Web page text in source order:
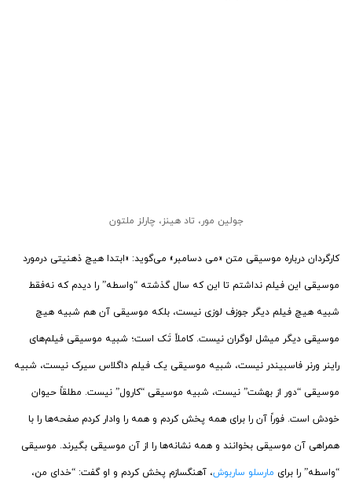
جولین مور،تاد هینز،چارلز ملتون
کارگردان درباره موسیقی متن «می دسامبر» می‌گوید: «ابتدا هیچ ذهنیتی درمورد
موسیقی این فیلم نداشتم تا این که سال گذشته “واسطه” را دیدم که نه‌فقط
شبیه هیچ فیلم دیگر جوزف لوزی نیست، بلکه موسیقی آن هم شبیه هیچ
موسیقی دیگر میشل لوگران نیست. کاملاً تَک است؛ شبیه موسیقی فیلم‌های
راینر ورنر فاسبیندر نیست، شبیه موسیقی یک فیلم داگلاس سیرک نیست، شبیه
موسیقی “دور از بهشت” نیست، شبیه موسیقی “کارول” نیست. مطلقاً حیوان
خودش است. فوراً آن را برای همه پخش کردم و همه را وادار کردم صفحه‌ها را با
همراهی آن موسیقی بخوانند و همه نشانه‌ها را از آن موسیقی بگیرند. موسیقی
“واسطه” را برای مارسلو ساربوش، آهنگسازم پخش کردم و او گفت: “خدای من،